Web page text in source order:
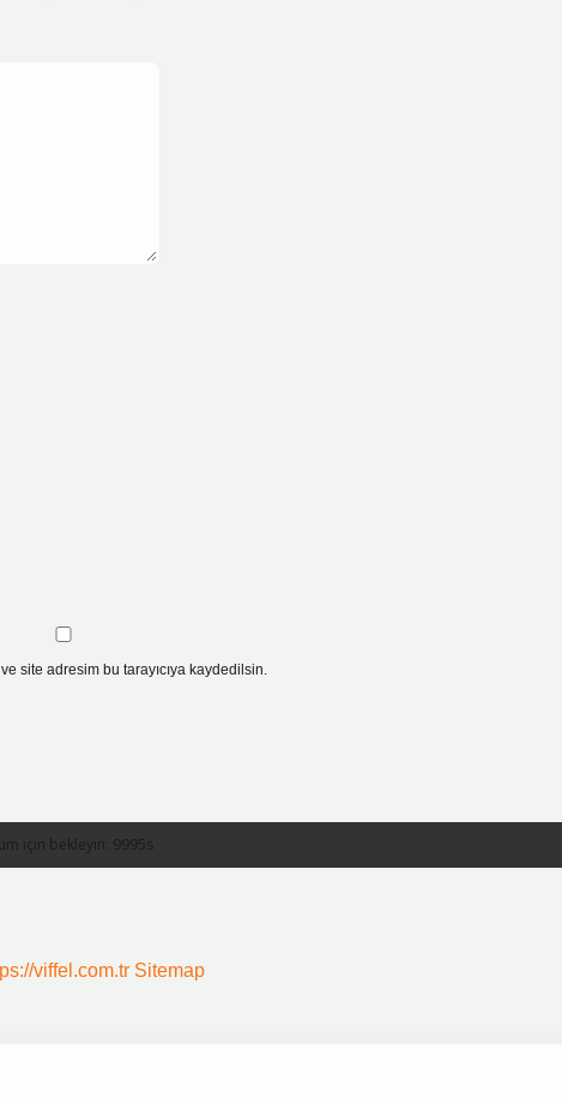
site adresim bu tarayıcıya kaydedilsin.
viffel.com.tr Sitemap